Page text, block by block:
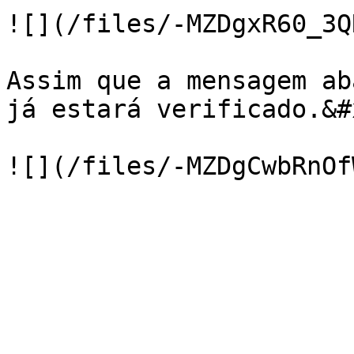
![](/files/-
Assim que a mensagem
já estará